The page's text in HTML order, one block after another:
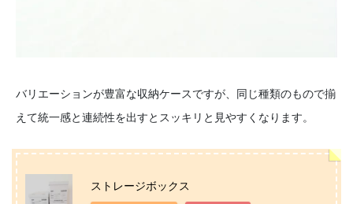
バリエーションが豊富な収納ケースですが、同じ種類のもので揃
えて統一感と連続性を出すとスッキリと見やすくなります。
ストレージボックス